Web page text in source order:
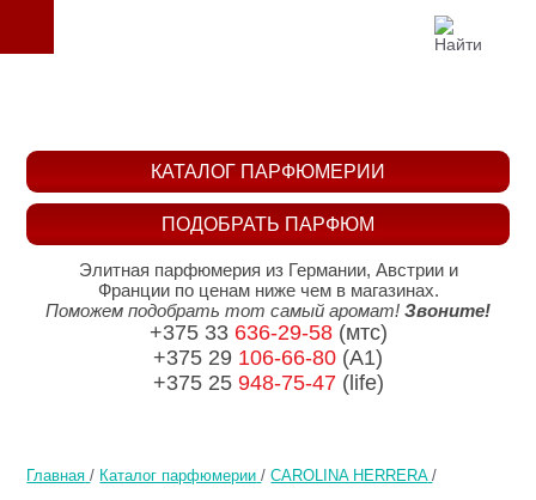
Главная / Каталог парфюмерии /CAROLINA HERRERA /
ПОДОБРАТЬ ПАРФЮМ
КАТАЛОГ ПАРФЮМЕРИИ
Элитная парфюмерия из Германии, Австрии и
Франции по ценам ниже чем в магазинах.
Поможем подобрать тот самый аромат! Звоните!
+375 33 636-29-58(мтс)
+375 29 106-66-80 (A1)
+375 25 948-75-47(life)